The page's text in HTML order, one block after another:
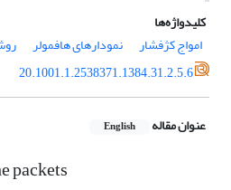
کلیدواژه‌ها
امواج کژفشار
نمودارهای هافمولر
20.1001.1.2538371.1384.31.2.5.6
عنوان مقاله English
packets